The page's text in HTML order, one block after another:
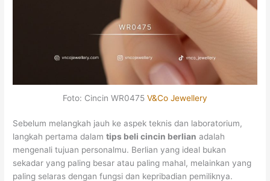
Foto: Cincin WR0475 V&Co Jewellery
Sebelum melangkah jauh ke aspek teknis dan laboratorium,
langkah pertama dalamtips beli cincin berlian adalah
mengenali tujuan personalmu. Berlian yang ideal bukan
sekadar yang paling besar atau paling mahal, melainkan yang
paling selaras dengan fungsi dan kepribadian pemiliknya.